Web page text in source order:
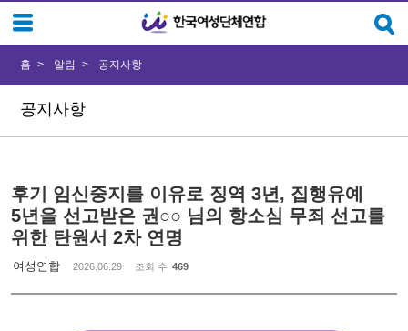
공지사항
홈 알림 공지사항
후기 임신중지를 이유로 징역 3년, 집행유예
5년을 선고받은 권○○ 님의 항소심 무죄 선고를
위한 탄원서 2차 연명
여성연합 2026.06.29 조회 수 469